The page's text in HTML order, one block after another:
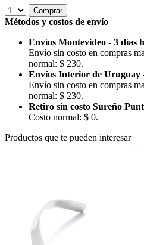
Comprar
Métodos y costos de envío
Envíos Montevideo - 3 días
Envío sin costo en compras
normal: $ 230.
Envíos Interior de Uruguay
Envío sin costo en compras
normal: $ 230.
Retiro sin costo Sureño
Costo normal: $ 0.
Productos que te pueden interesar